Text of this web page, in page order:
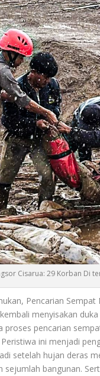
Cisarua: 29 Korban Di
Pencarian
kembali menyisakan
proses pencarian
ini menjadi
setelah hujan deras
bangunan.